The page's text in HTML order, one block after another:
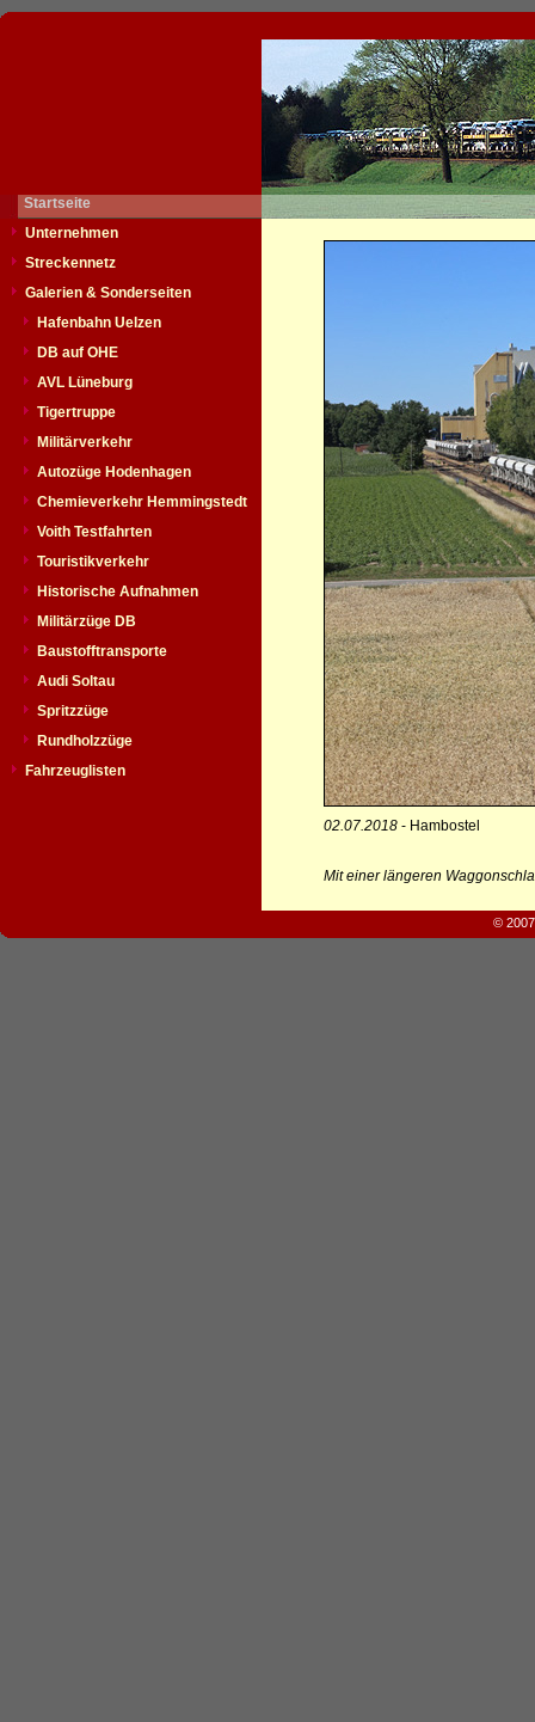
Startseite
Unternehmen
Streckennetz
Galerien & Sonderseiten
Hafenbahn Uelzen
DB auf OHE
AVL Lüneburg
Tigertruppe
Militärverkehr
Autozüge Hodenhagen
Chemieverkehr Hemmingstedt
Voith Testfahrten
Touristikverkehr
Historische Aufnahmen
Militärzüge DB
Baustofftransporte
Audi Soltau
Spritzzüge
Rundholzzüge
Fahrzeuglisten
02.07.2018- Hambostel
Mit einer längeren
©